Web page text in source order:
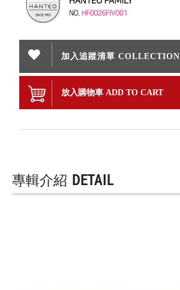
加入追蹤清單 COLLECTION
放入購物車 ADD TO CART
專輯介紹 DETAIL